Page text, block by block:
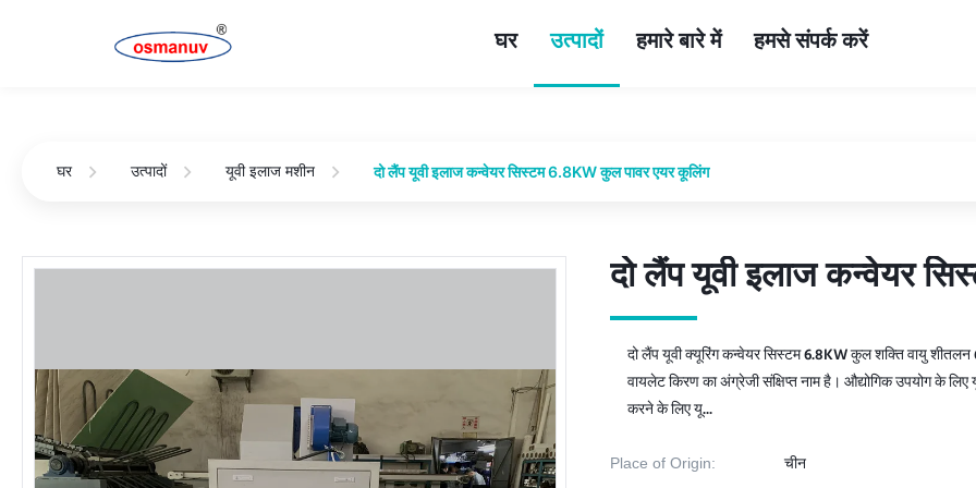
घर उत्पादों हमारे बारे में हमसे संपर्क करें
घर उत्पादों यूवी इलाज मशीन दो लैंप यूवी इलाज कन्वेयर सिस्टम 6.8KW कुल पावर एयर कूलिंग
दो लैंप यूवी इलाज कन्वेयर
दो लैंप यूवी इलाज कन्वेयर
दो लैंप यूवी क्यूरिंग कन्वेयर सिस्टम 6.8KW कुल शक्ति वायु
वायलेट किरण का अंग्रेजी संक्षिप्त नाम है। औद्योगिक उपयोग के
करने के लिए यू...
Place of Origin: चीन